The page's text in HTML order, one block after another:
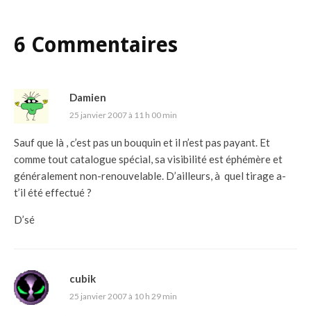
6 Commentaires
Damien
25 janvier 2007 à 11 h 00 min
Sauf que là , c’est pas un bouquin et il n’est pas payant. Et
comme tout catalogue spécial, sa visibilité est éphémère et
généralement non-renouvelable. D’ailleurs, à quel tirage a-
t’il été effectué ?
D’sé
cubik
25 janvier 2007 à 10 h 29 min